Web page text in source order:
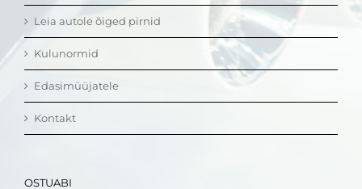
Leia autole õiged pirnid
Kulunormid
Edasimüüjatele
Kontakt
OSTUABI